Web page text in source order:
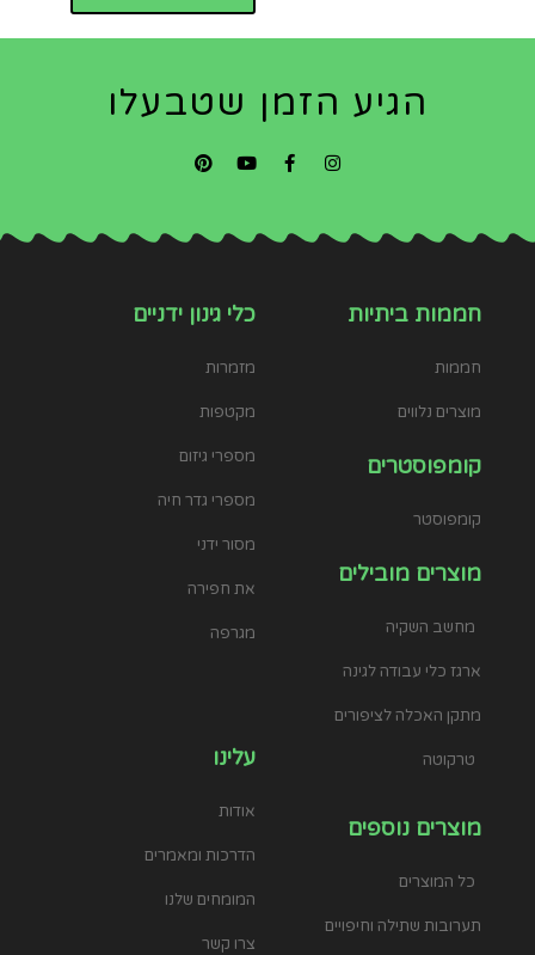
הגיע הזמן שטבעלו
חממות ביתיות
חממות
מוצרים נלווים
קומפוסטרים
קומפוסטר
מוצרים מובילים
מחשב השקיה
ארגז כלי עבודה לגינה
מתקן האכלה לציפורים
טרקוטה
כלי גינון ידניים
מזמרות
מקטפות
מספרי גיזום
מספרי גדר חיה
מסור ידני
את חפירה
מגרפה
מוצרים נוספים
כל המוצרים
תערובות שתילה וחיפויים
עלינו
אודות
הדרכות ומאמרים
המומחים שלנו
צרו קשר